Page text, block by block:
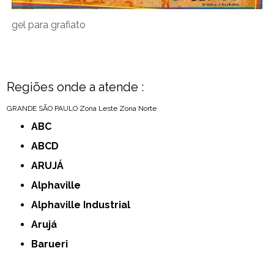
gel para grafiato
Regiões onde a atende :
GRANDE SÃO PAULO Zona Leste Zona Norte
ABC
ABCD
ARUJÁ
Alphaville
Alphaville Industrial
Arujá
Barueri